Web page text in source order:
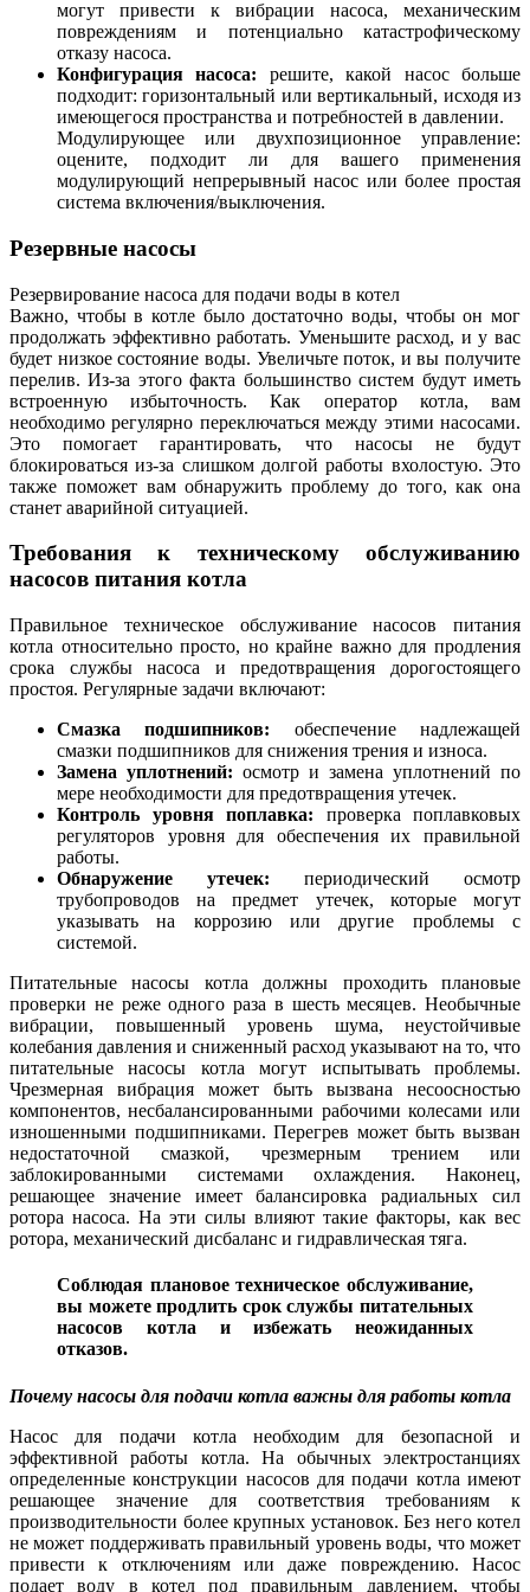
могут привести к вибрации насоса, механическим
повреждениям и потенциально катастрофическому
отказу насоса.
Конфигурация насоса: решите, какой насос больше
подходит: горизонтальный или вертикальный, исходя из
имеющегося пространства и потребностей в давлении.
Модулирующее или двухпозиционное управление:
оцените, подходит ли для вашего применения
модулирующий непрерывный насос или более простая
система включения/выключения.
Резервные насосы
Резервирование насоса для подачи воды в котел
Важно, чтобы в котле было достаточно воды, чтобы он мог
продолжать эффективно работать. Уменьшите расход, и у вас
будет низкое состояние воды. Увеличьте поток, и вы получите
перелив. Из-за этого факта большинство систем будут иметь
встроенную избыточность. Как оператор котла, вам
необходимо регулярно переключаться между этими насосами.
Это помогает гарантировать, что насосы не будут
блокироваться из-за слишком долгой работы вхолостую. Это
также поможет вам обнаружить проблему до того, как она
станет аварийной ситуацией.
Требования к техническому обслуживанию
насосов питания котла
Правильное техническое обслуживание насосов питания
котла относительно просто, но крайне важно для продления
срока службы насоса и предотвращения дорогостоящего
простоя. Регулярные задачи включают:
Смазка подшипников: обеспечение надлежащей
смазки подшипников для снижения трения и износа.
Замена уплотнений: осмотр и замена уплотнений по
мере необходимости для предотвращения утечек.
Контроль уровня поплавка: проверка поплавковых
регуляторов уровня для обеспечения их правильной
работы.
Обнаружение утечек: периодический осмотр
трубопроводов на предмет утечек, которые могут
указывать на коррозию или другие проблемы с
системой.
Питательные насосы котла должны проходить плановые
проверки не реже одного раза в шесть месяцев. Необычные
вибрации, повышенный уровень шума, неустойчивые
колебания давления и сниженный расход указывают на то, что
питательные насосы котла могут испытывать проблемы.
Чрезмерная вибрация может быть вызвана несоосностью
компонентов, несбалансированными рабочими колесами или
изношенными подшипниками. Перегрев может быть вызван
недостаточной смазкой, чрезмерным трением или
заблокированными системами охлаждения. Наконец,
решающее значение имеет балансировка радиальных сил
ротора насоса. На эти силы влияют такие факторы, как вес
ротора, механический дисбаланс и гидравлическая тяга.
Соблюдая плановое техническое обслуживание,
вы можете продлить срок службы питательных
насосов котла и избежать неожиданных
отказов.
Почему насосы для подачи котла важны для работы котла
Насос для подачи котла необходим для безопасной и
эффективной работы котла. На обычных электростанциях
определенные конструкции насосов для подачи котла имеют
решающее значение для соответствия требованиям к
производительности более крупных установок. Без него котел
не может поддерживать правильный уровень воды, что может
привести к отключениям или даже повреждению. Насос
подает воду в котел под правильным давлением, чтобы